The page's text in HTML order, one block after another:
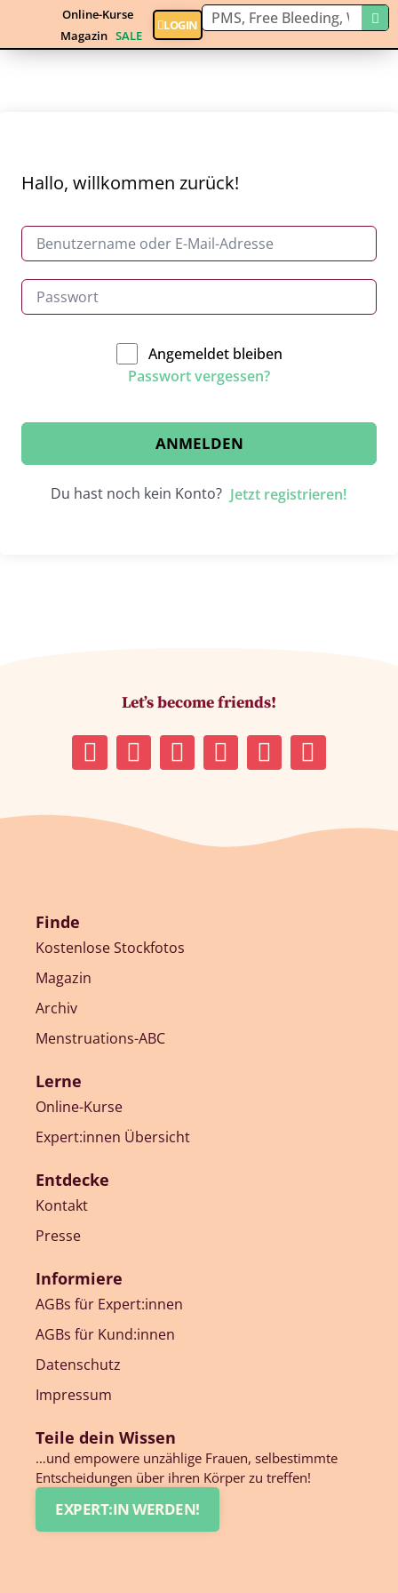
Online-Kurse
Magazin SALE
LOGIN
Hallo, willkommen zurück!
Angemeldet bleiben
Passwort vergessen?
ANMELDEN
Du hast noch kein Konto? Jetzt registrieren!
Let’s become friends!
Finde
Kostenlose Stockfotos
Magazin
Archiv
Menstruations-ABC
Lerne
Online-Kurse
Expert:innen Übersicht
Entdecke
Kontakt
Presse
Informiere
AGBs für Expert:innen
AGBs für Kund:innen
Datenschutz
Impressum
Teile dein Wissen
…und empowere unzählige Frauen, selbestimmte
Entscheidungen über ihren Körper zu treffen!
EXPERT:IN WERDEN!